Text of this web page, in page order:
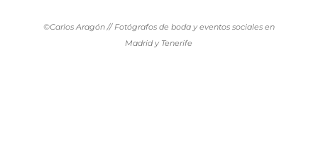
©Carlos Aragón // Fotógrafos de boda y eventos sociales en
Madrid y Tenerife